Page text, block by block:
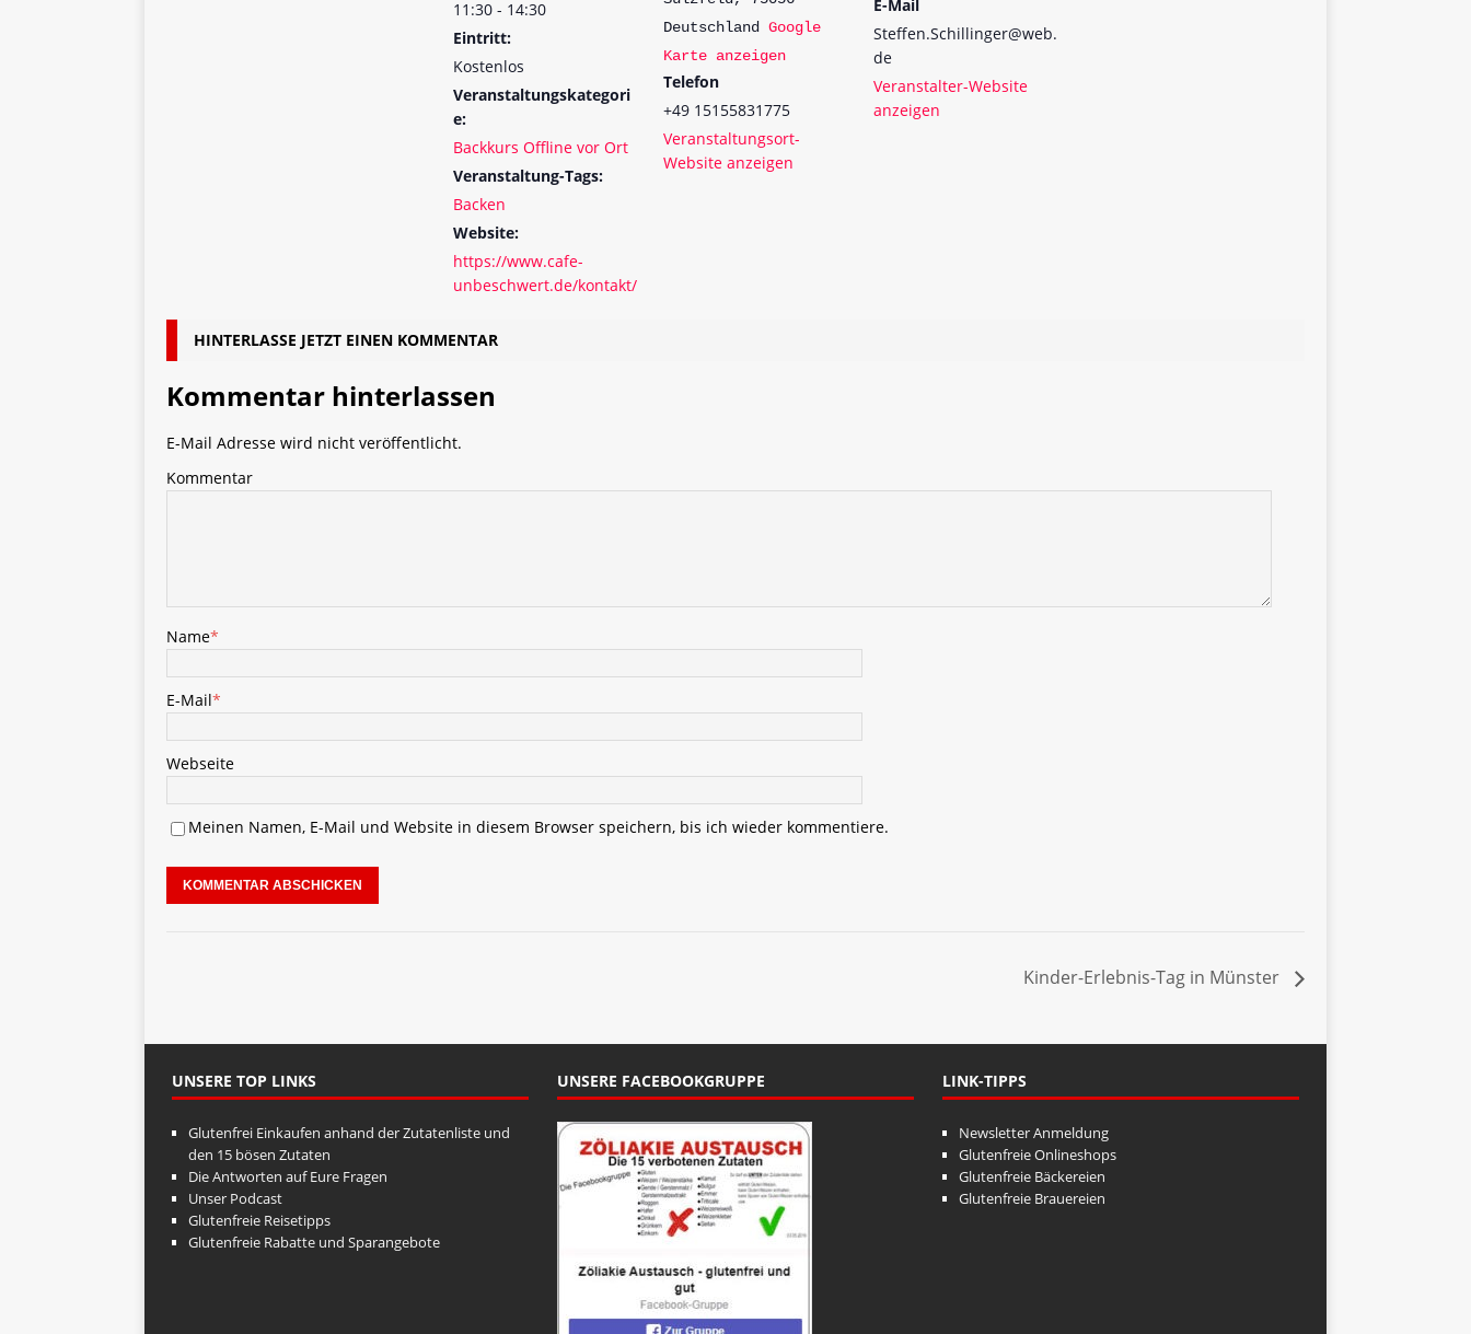
11:30 - 14:30
Eintritt:
Kostenlos
Veranstaltungskategori
e:
Backkurs Offline vor Ort
Veranstaltung-Tags:
Backen
Website:
https://www.cafe-
unbeschwert.de/kontakt/
Deutschland
Google
Karte anzeigen
Telefon
+49 15155831775
Veranstaltungsort-
Website anzeigen
E-Mail
Steffen.Schillinger@web.
de
Veranstalter-Website
anzeigen
HINTERLASSE JETZT EINEN KOMMENTAR
Kommentar hinterlassen
E-Mail Adresse wird nicht veröffentlicht.
Kommentar
Name*
E-Mail*
Webseite
Meinen Namen, E-Mail und Website in diesem Browser speichern, bis ich wieder kommentiere.
Kinder-Erlebnis-Tag in Münster
UNSERE TOP LINKS
Glutenfrei Einkaufen anhand der Zutatenliste und
den 15 bösen Zutaten
Die Antworten auf Eure Fragen
Unser Podcast
Glutenfreie Reisetipps
Glutenfreie Rabatte und Sparangebote
UNSERE FACEBOOKGRUPPE LINK-TIPPS
Newsletter Anmeldung
Glutenfreie Onlineshops
Glutenfreie Bäckereien
Glutenfreie Brauereien